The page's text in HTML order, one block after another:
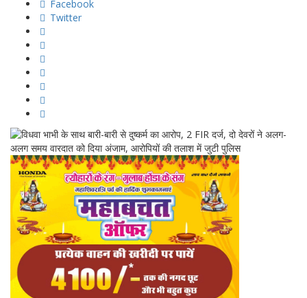
Facebook
Twitter